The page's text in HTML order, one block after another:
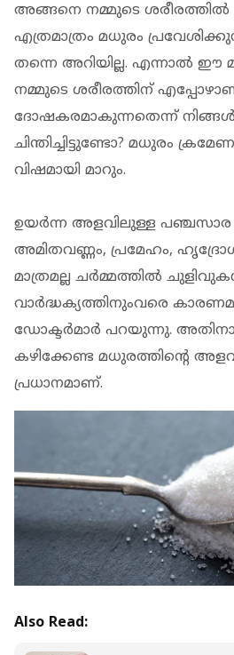
അങ്ങനെ നമ്മുടെ ശരീരത്തില്‍
എത്രമാത്രം മധുരം
തന്നെ അറിയില്ല. എന്നാല്‍ ഈ
നമ്മുടെ ശരീരത്തിന്
ദോഷകരമാകുന്നതെന്ന് നിങ്ങള്‍
ചിന്തിച്ചിട്ടുണ്ടോ? മധുരം
വിഷമായി മാറും.
ഉയര്‍ന്ന അളവിലുള്ള
അമിതവണ്ണം, പ്രമേഹം,
മാത്രമല്ല ചര്‍മ്മത്തില്‍
വാര്‍ദ്ധക്യത്തിനുംവരെ
ഡോക്ടര്‍മാര്‍ പറയുന്നു.
കഴിക്കേണ്ട മധുരത്തിന്റെ
പ്രധാനമാണ്.
Also Read: